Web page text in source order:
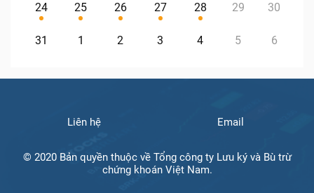
24 25 26 27 28 29 30
31 1 2 3 4 5 6
Liên hệ Email
© 2020 Bản quyền thuộc về Tổng công ty Lưu ký và Bù trừ
chứng khoán Việt Nam.